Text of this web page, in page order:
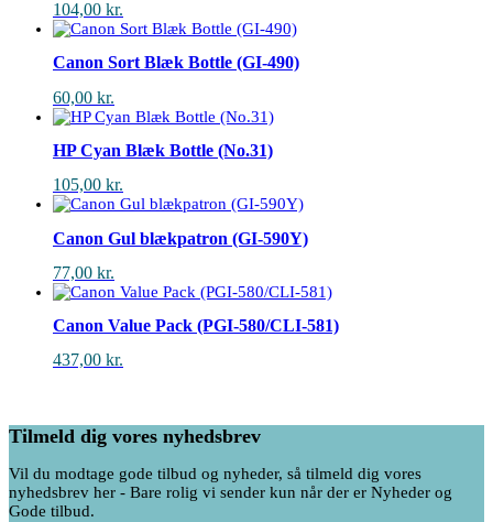
104,00 kr.
Canon Sort Blæk Bottle (GI-490)
60,00 kr.
HP Cyan Blæk Bottle (No.31)
105,00 kr.
Canon Gul blækpatron (GI-590Y)
77,00 kr.
Canon Value Pack (PGI-580/CLI-581)
437,00 kr.
Tilmeld dig vores nyhedsbrev
Vil du modtage gode tilbud og nyheder, så tilmeld dig vores
nyhedsbrev her - Bare rolig vi sender kun når der er Nyheder og
Gode tilbud.